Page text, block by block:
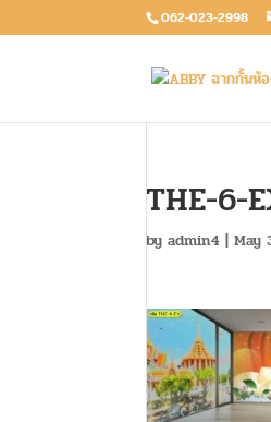
062-023-2998
THE-6-
byadmin4 |May